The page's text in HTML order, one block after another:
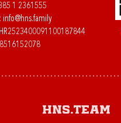
1 2361555
info@hns.family
HNS.team